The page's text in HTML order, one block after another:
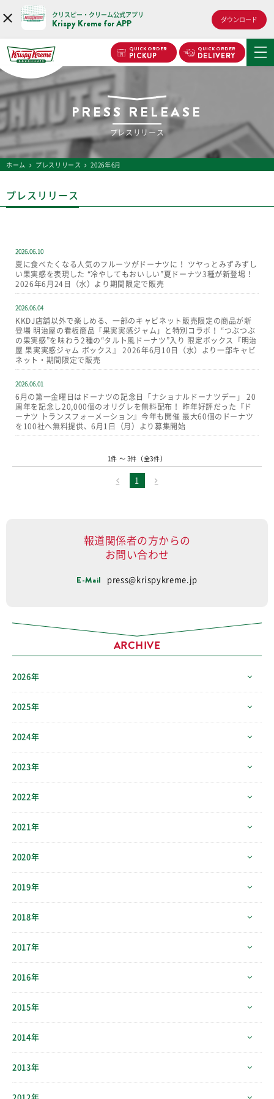
クリスピー・クリーム公式アプリ
Krispy Kreme for APP ダウンロード
QUICK ORDER
PICKUP
QUICK ORDER
DELIVERY
PRESS RELEASE
プレスリリース
ホーム プレスリリース 2026年6月
プレスリリース
2026.06.10
夏に食べたくなる人気のフルーツがドーナツに！ ツヤっとみずみずし
い果実感を表現した “冷やしてもおいしい”夏ドーナツ3種が新登場！
2026年6月24日（水）より期間限定で販売
2026.06.04
KKDJ店舗以外で楽しめる、一部のキャビネット販売限定の商品が新
登場 明治屋の看板商品「果実実感ジャム」と特別コラボ！ “つぶつぶ
の果実感”を味わう2種の“タルト風ドーナツ”入り 限定ボックス『明治
屋 果実実感ジャム ボックス』 2026年6月10日（水）より一部キャビ
ネット・期間限定で販売
2026.06.01
6月の第一金曜日はドーナツの記念日「ナショナルドーナツデー」 20
周年を記念し20,000個のオリグレを無料配布！ 昨年好評だった『ド
ーナツ トランスフォーメーション』今年も開催 最大60個のドーナツ
を100社へ無料提供、6月1日（月）より募集開始
1件 〜 3件（全3件）
1
報道関係者の方からの
お問い合わせ
E-Mail press@krispykreme.jp
ARCHIVE
2026年
2025年
2024年
2023年
2022年
2021年
2020年
2019年
2018年
2017年
2016年
2015年
2014年
2013年